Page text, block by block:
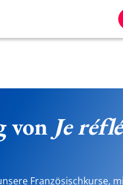
von Je
Französischkurse,